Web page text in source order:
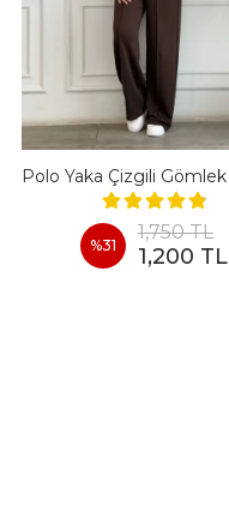
%31
1,750 TL
1,200 TL